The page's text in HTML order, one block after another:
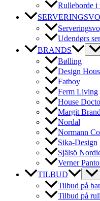
Rulleborde i
Udendørs
BRANDS
Bølling
Design
Fatboy
Ferm Living
House
Margit
Nordal
Normann
Sika-Design
Själsö
Verner
TILBUD
Tilbud på
Tilbud på